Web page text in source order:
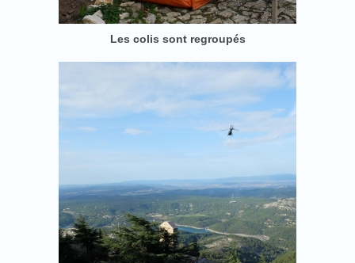
Les colis sont regroupés